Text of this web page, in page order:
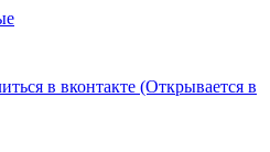
в вконтакте (Открывается в